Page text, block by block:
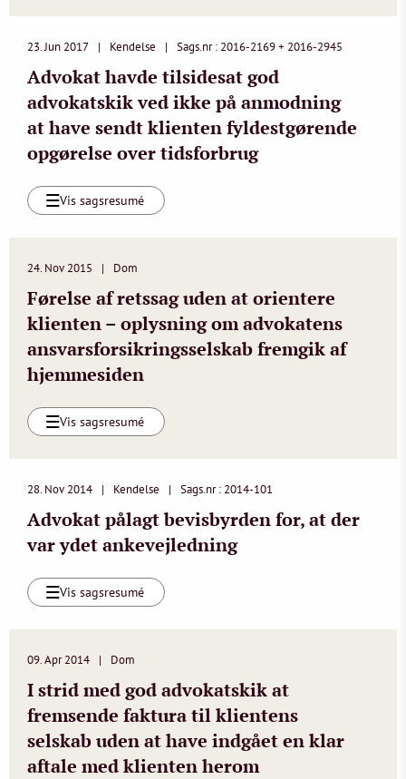
23. Jun 2017 Kendelse Sags.nr : 2016-2169 + 2016-2945
Advokat havde tilsidesat god
advokatskik ved ikke på anmodning
at have sendt klienten fyldestgørende
opgørelse over tidsforbrug
Vis sagsresumé
24. Nov 2015 Dom
Førelse af retssag uden at orientere
klienten – oplysning om advokatens
ansvarsforsikringsselskab fremgik af
hjemmesiden
Vis sagsresumé
28. Nov 2014 Kendelse Sags.nr : 2014-101
Advokat pålagt bevisbyrden for, at der
var ydet ankevejledning
Vis sagsresumé
09. Apr 2014 Dom
I strid med god advokatskik at
fremsende faktura til klientens
selskab uden at have indgået en klar
aftale med klienten herom